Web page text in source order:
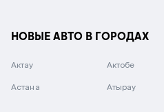
НОВЫЕ АВТО В ГОРОДАХ
Актау Актобе
Астана Атырау